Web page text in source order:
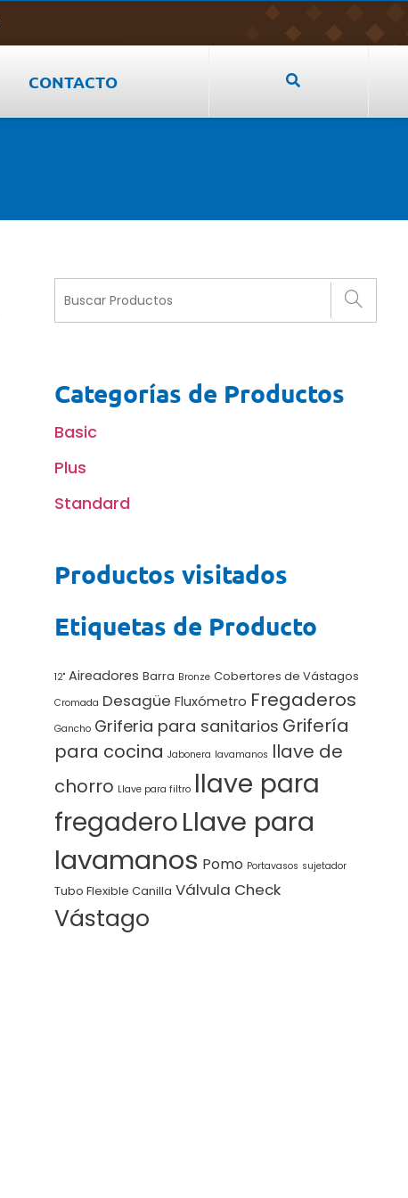
CONTACTO
Categorías de Productos
Basic
Plus
Standard
Productos visitados
Etiquetas de Producto
12" Aireadores Barra Bronze Cobertores de Vástagos
Cromada Desagüe Fluxómetro Fregaderos
Gancho Griferia para sanitarios Grifería
para cocina Jabonera lavamanos llave de
chorro Llave para filtro llave para
fregaderoLlave para
lavamanos Pomo Portavasos sujetador
Tubo Flexible Canilla Válvula Check
Vástago